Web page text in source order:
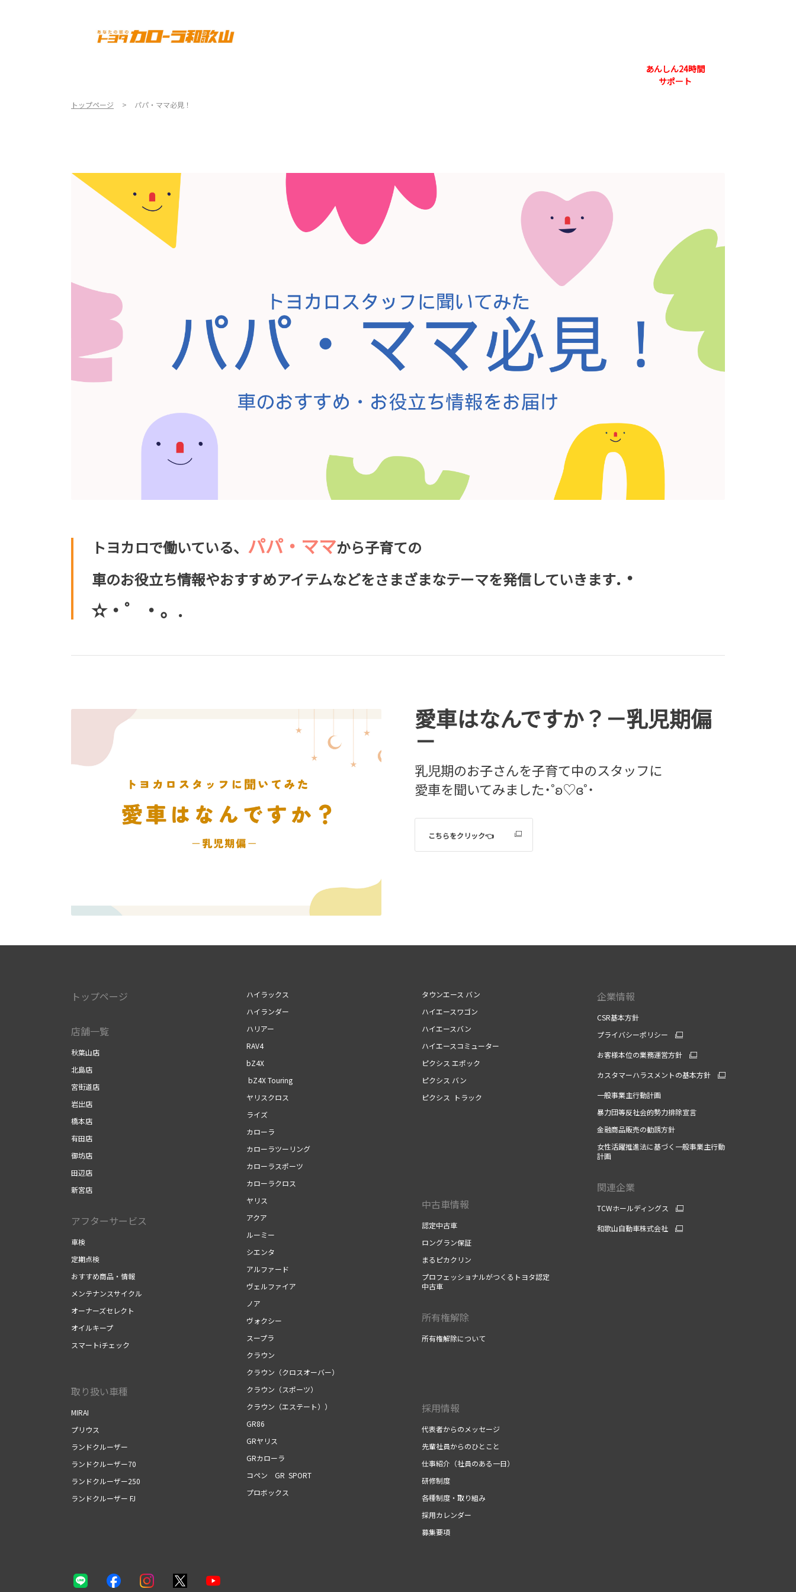
あんしん24時間
サポート
トップページ パパ・ママ必見！
トヨカロで働いている、 パパ・ママから子育ての
車のお役立ち情報やおすすめアイテムなどをさまざまなテーマを発信していきます.・
✫・゜・。.
愛車はなんですか？－乳児期偏
－
乳児期のお子さんを子育て中のスタッフに
愛車を聞いてみました˙˚ʚ♡ɞ˚˙
こちらをクリック👈
トップページ
店舗一覧
秋葉山店
北島店
宮街道店
岩出店
橋本店
有田店
御坊店
田辺店
新宮店
アフターサービス
車検
定期点検
おすすめ商品・情報
メンテナンスサイクル
オーナーズセレクト
オイルキープ
スマートiチェック
取り扱い車種
MIRAI
プリウス
ランドクルーザー
ランドクルーザー70
ランドクルーザー250
ランドクルーザー FJ
ハイラックス
ハイランダー
ハリアー
RAV4
bZ4X
bZ4X Touring
ヤリスクロス
ライズ
カローラ
カローラツーリング
カローラスポーツ
カローラクロス
ヤリス
アクア
ルーミー
シエンタ
アルファード
ヴェルファイア
ノア
ヴォクシー
スープラ
クラウン
クラウン（クロスオーバー）
クラウン（スポーツ）
クラウン（エステート））
GR86
GRヤリス
GRカローラ
コペン GR SPORT
プロボックス
タウンエース バン
ハイエースワゴン
ハイエースバン
ハイエースコミューター
ピクシス エポック
ピクシス バン
ピクシス トラック
中古車情報
認定中古車
ロングラン保証
まるピカクリン
プロフェッショナルがつくるトヨタ認定
中古車
所有権解除
所有権解除について
採用情報
代表者からのメッセージ
先輩社員からのひとこと
仕事紹介（社員のある一日）
研修制度
各種制度・取り組み
採用カレンダー
募集要項
企業情報
CSR基本方針
プライバシーポリシー
お客様本位の業務運営方針
カスタマーハラスメントの基本方針
一般事業主行動計画
暴力団等反社会的勢力排除宣言
金融商品販売の勧誘方針
女性活躍推進法に基づく一般事業主行動
計画
関連企業
TCWホールディングス
和歌山自動車株式会社